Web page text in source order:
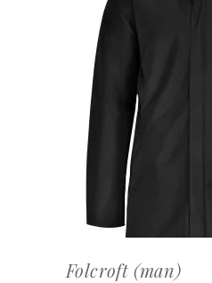
Folcroft (man)